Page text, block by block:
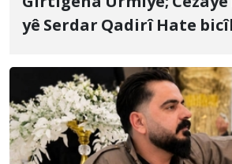
yê Serdar Qadirî Hate